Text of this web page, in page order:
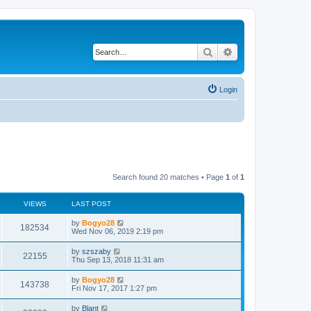
Search
Login
Search found 20 matches • Page 1 of 1
VIEWS LAST POST
182534 by Bogyo28
Wed Nov 06, 2019 2:19 pm
22155 by szszaby
Thu Sep 13, 2018 11:31 am
143738 by Bogyo28
Fri Nov 17, 2017 1:27 pm
by Blant